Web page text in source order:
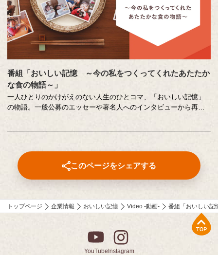
番組「おいしい記憶 ～今の私をつくってくれたあたたか
な食の物語～」
一人ひとりのかけがえのない人生のひとコマ、「おいしい記憶」
の物語。一般公募のエッセーや著名人へのインタビューから再現
ただけます。
⚫︎「伝えたい和食の技法」
近茶流嗣家（現 宗家）、博士（醸造学）、テレビ番組の料理監修
しくなる技をご紹介。
⚫︎「作家 山本一力さんが語る『おいしい記憶』」
直木賞作家で、「あなたの『おいしい記憶』をおしえてくださ
い。」エッセーコンテスト審査員の山本一力さんが、受賞作品の
読みどころなどを自ら語ります。
このページをシェアする
トップページ 企業情報 おいしい記憶 Video -動画- 番組「おいしい記
YouTubeInstagram